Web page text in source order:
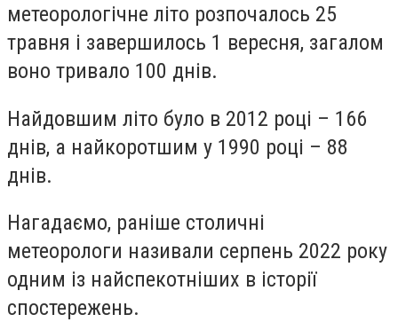
метеорологічне літо розпочалось 25
травня і завершилось 1 вересня, загалом
воно тривало 100 днів.
Найдовшим літо було в 2012 році – 166
днів, а найкоротшим у 1990 році – 88
днів.
Нагадаємо, раніше столичні
метеорологи називали серпень 2022 року
одним із найспекотніших в історії
спостережень.